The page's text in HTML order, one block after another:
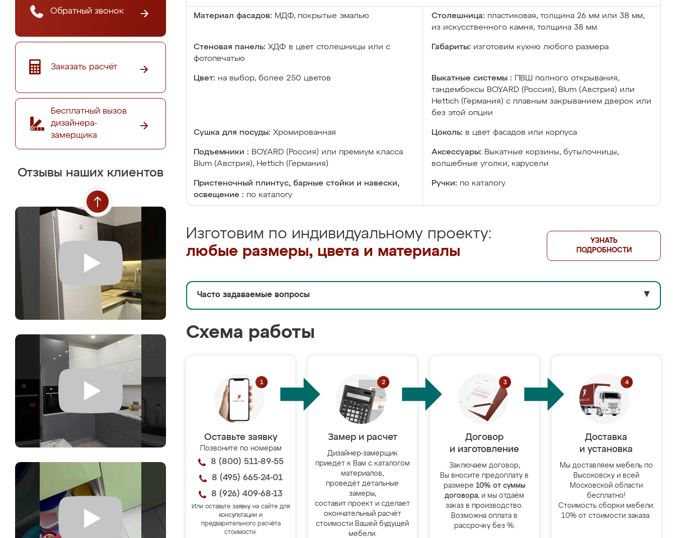
Обратный звонок
Заказать расчёт
Бесплатный вызов
дизайнера-
замерщика
Отзывы наших клиентов
Материал фасадов: МДФ, покрытые эмалью Столешница: пластиковая, толщина 26 мм или 38 мм;
из искусственного камня, толщина 38 мм
Стеновая панель: ХДФ в цвет столешницы или с
фотопечатью
Габариты: изготовим кухню любого размера
Цвет: на выбор, более 250 цветов Выкатные системы :
ПВШ полного открывания,
тандембоксы BOYARD (Россия), Blum (Австрия) или
Hettich (Германия) с плавным закрыванием дверок или
без этой опции
Сушка для посуды: Хромированная Цоколь: в цвет фасадов или корпуса
Подъемники : BOYARD (Россия) или премиум класса
Blum (Австрия), Hettich (Германия)
Аксессуары: Выкатные корзины, бутылочницы,
волшебные уголки, карусели
Пристеночный плинтус, барные стойки и навески,
освещение : по каталогу
Ручки: по каталогу
Изготовим по индивидуальному проекту:
любые размеры, цвета и материалы
УЗНАТЬ
ПОДРОБНОСТИ
Часто задаваемые вопросы ▼
Схема работы
Оставьте заявку
Позвоните по номерам
8 (800) 511-89-55
8 (495) 665-24-01
8 (926) 409-68-13
Или оставьте заявку на сайте для
консультации и
предварительного расчёта
стоимости.
Замер и расчет
Дизайнер-замерщик
приедет к Вам с каталогом
материалов,
проведёт детальные
замеры,
составит проект и сделает
окончательный расчёт
стоимости Вашей будущей
мебели.
Договор
и изготовление
Заключаем договор,
Вы вносите предоплату в
размере 10% от суммы
договора, и мы отдаём
заказ в производство.
Возможна оплата в
рассрочку без %.
Доставка
и установка
Мы доставляем мебель по
Высоковску и всей
Московской области
бесплатно!
Стоимость сборки мебели:
10% от стоимости заказа.